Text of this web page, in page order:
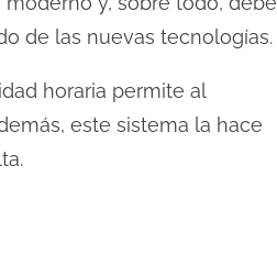
de las nuevas tecnologías.
horaria permite al
este sistema la hace